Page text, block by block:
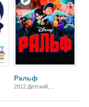
Ральф
2012 Детский,
Зарубежный